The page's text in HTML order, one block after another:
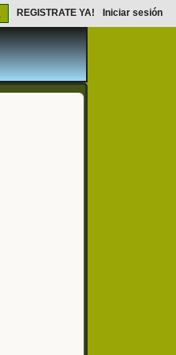
REGISTRATE YA! Iniciar sesión